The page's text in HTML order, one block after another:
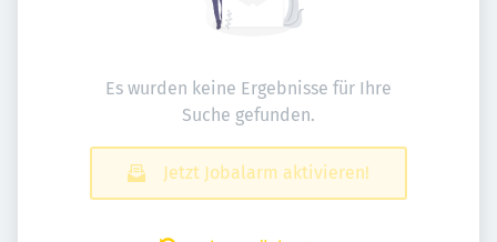
Es wurden keine Ergebnisse für Ihre
Suche gefunden.
Jetzt Jobalarm aktivieren!